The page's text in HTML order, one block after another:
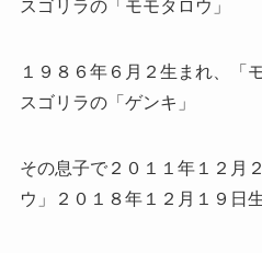
スゴリラの「モモタロウ」
１９８６年６月２生まれ、「
スゴリラの「ゲンキ」
その息子で２０１１年１２月
ウ」２０１８年１２月１９日